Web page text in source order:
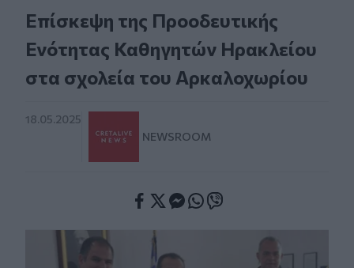
Επίσκεψη της Προοδευτικής
Ενότητας Καθηγητών Ηρακλείου
στα σχολεία του Αρκαλοχωρίου
18.05.2025
NEWSROOM